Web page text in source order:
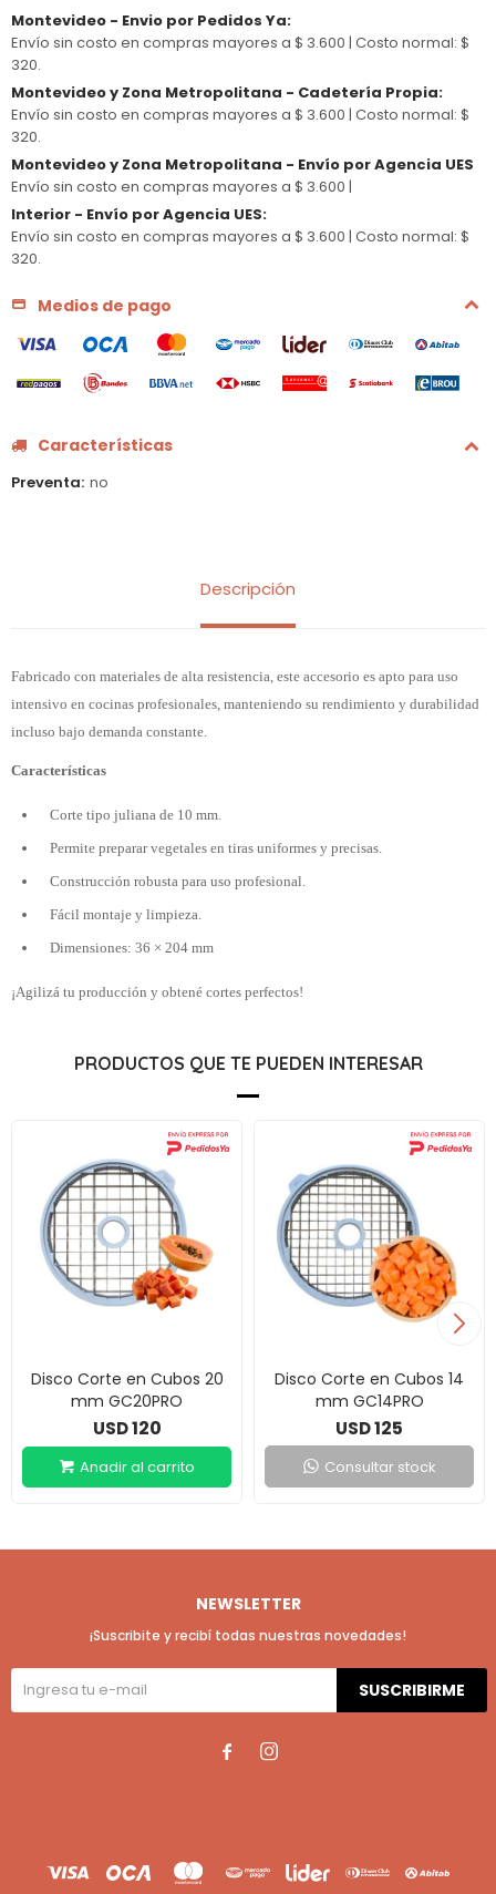
Montevideo - Envio por Pedidos Ya:
Envío sin costo en compras mayores a $ 3.600 | Costo normal: $
320.
Montevideo y Zona Metropolitana - Cadetería Propia:
Envío sin costo en compras mayores a $ 3.600 | Costo normal: $
320.
Montevideo y Zona Metropolitana - Envío por Agencia UES
Envío sin costo en compras mayores a $ 3.600 |
Interior - Envío por Agencia UES:
Envío sin costo en compras mayores a $ 3.600 | Costo normal: $
320.
Medios de pago
Características
Preventa no
Descripción
Fabricado con materiales de alta resistencia, este accesorio es apto para uso
intensivo en cocinas profesionales, manteniendo su rendimiento y durabilidad
incluso bajo demanda constante.
Características
Corte tipo juliana de 10 mm.
Permite preparar vegetales en tiras uniformes y precisas.
Construcción robusta para uso profesional.
Fácil montaje y limpieza.
Dimensiones: 36 × 204 mm
¡Agilizá tu producción y obtené cortes perfectos!
PRODUCTOS QUE TE PUEDEN INTERESAR
Disco Corte en Cubos 20
mm GC20PRO
USD120
Disco Corte en Cubos 14
mm GC14PRO
USD125
Consultar stock
NEWSLETTER
¡Suscribite y recibí todas nuestras novedades!
SUSCRIBIRME
 